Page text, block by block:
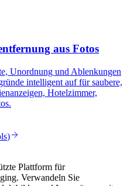
aus Fotos
Unordnung und Ablenkungen
intelligent auf für saubere,
Hotelzimmer,
)
Plattform für
Verwandeln Sie